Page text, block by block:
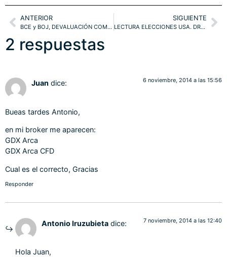
ANTERIOR
BCE y BOJ, DEVALUACIÓN COMPETITIVA. BRENT, EURO-YEN. FINANCIALS
SIGUIENTE
LECTURA ELECCIONES USA. DRAGHI. EUROSTOXX, S&P500. EURO, ORO
2 respuestas
Juan dice: 6 noviembre, 2014 a las 15:56
Bueas tardes Antonio,
en mi broker me aparecen:
GDX Arca
GDX Arca CFD
Cual es el correcto, Gracias
Responder
Antonio Iruzubieta dice: 7 noviembre, 2014 a las 12:40
Hola Juan,